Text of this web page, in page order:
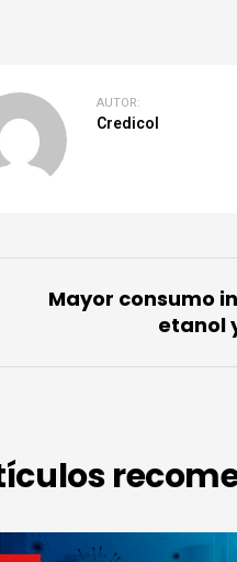
AUTOR:
Credicol
Mayor consumo
etanol